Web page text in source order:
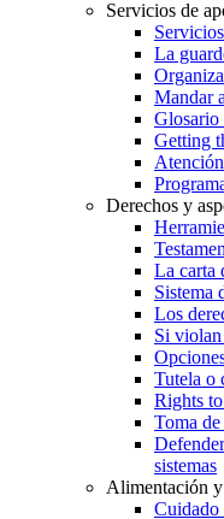
Servicios de
La
Mandar
Glosario
Getting
Derechos y
La carta
Sistema
Los
Si
Tutela o
Rights
Toma
sistemas
Alimentación
Cuidado